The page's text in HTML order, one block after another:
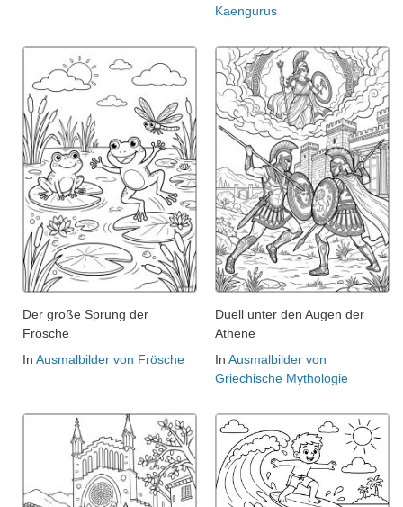
Kaengurus
Der große Sprung der
Frösche
In Ausmalbilder von Frösche
Duell unter den Augen der
Athene
In Ausmalbilder von
Griechische Mythologie